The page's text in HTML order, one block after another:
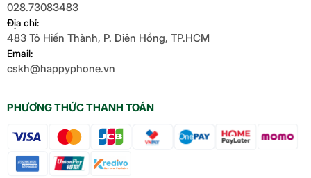
Điều này giúp trải nghiệm chơi game của bạn trở
nên sống động và chân thực hơn. Đặc biệt, con
chip này hỗ trợ Unreal Engine 5.3 và công nghệ
mobile với đồ họa sánh ngang game console và PC.
Về trí tuệ nhân tạo
PHƯƠNG THỨC THANH TOÁN
028.73083483
Địa chỉ:
483 Tô Hiến Thành, P. Diên Hồng, TP.HCM
Email:
cskh@happyphone.vn